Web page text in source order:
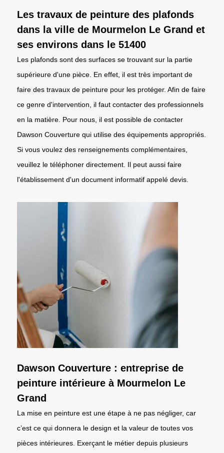
Les travaux de peinture des plafonds
dans la ville de Mourmelon Le Grand et
ses environs dans le 51400
Les plafonds sont des surfaces se trouvant sur la partie
supérieure d'une pièce. En effet, il est très important de
faire des travaux de peinture pour les protéger. Afin de faire
ce genre d'intervention, il faut contacter des professionnels
en la matière. Pour nous, il est possible de contacter
Dawson Couverture qui utilise des équipements appropriés.
Si vous voulez des renseignements complémentaires,
veuillez le téléphoner directement. Il peut aussi faire
l'établissement d'un document informatif appelé devis.
Dawson Couverture : entreprise de
peinture intérieure à Mourmelon Le
Grand
La mise en peinture est une étape à ne pas négliger, car
c’est ce qui donnera le design et la valeur de toutes vos
pièces intérieures. Exerçant le métier depuis plusieurs